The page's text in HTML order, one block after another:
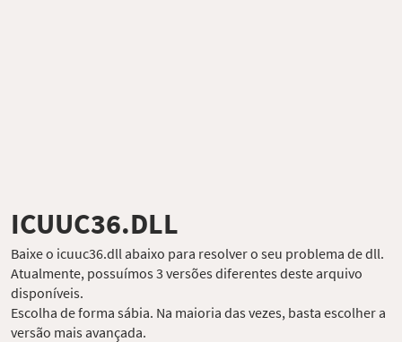
ICUUC36.DLL
Baixe o icuuc36.dll abaixo para resolver o seu problema de dll.
Atualmente, possuímos 3 versões diferentes deste arquivo
disponíveis.
Escolha de forma sábia. Na maioria das vezes, basta escolher a
versão mais avançada.